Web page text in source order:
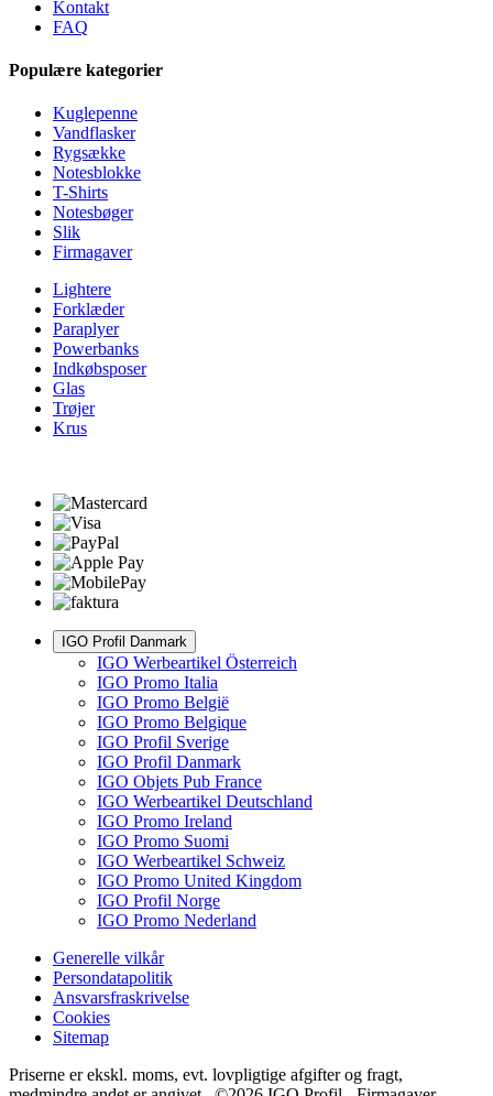
Kontakt
FAQ
Populære kategorier
Kuglepenne
Vandflasker
Rygsække
Notesblokke
T-Shirts
Notesbøger
Slik
Firmagaver
Lightere
Forklæder
Paraplyer
Powerbanks
Indkøbsposer
Glas
Trøjer
Krus
IGO Profil Danmark
IGO Werbeartikel Österreich
IGO Promo Italia
IGO Promo België
IGO Promo Belgique
IGO Profil Sverige
IGO Profil Danmark
IGO Objets Pub France
IGO Werbeartikel Deutschland
IGO Promo Ireland
IGO Promo Suomi
IGO Werbeartikel Schweiz
IGO Promo United Kingdom
IGO Profil Norge
IGO Promo Nederland
Generelle vilkår
Persondatapolitik
Ansvarsfraskrivelse
Cookies
Sitemap
Priserne er ekskl. moms, evt. lovpligtige afgifter og fragt,